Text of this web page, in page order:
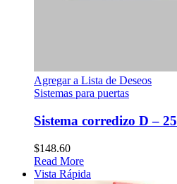
Agregar a Lista de Deseos
Sistemas para puertas
Sistema corredizo D – 25
$148.60
Read More
Vista Rápida